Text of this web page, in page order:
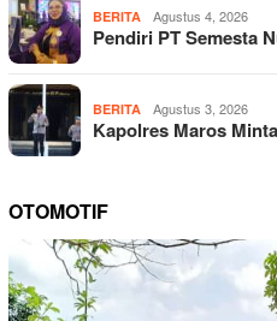
BERITA Agustus 4, 2026
Pendiri PT Semesta
BERITA Agustus 3, 2026
Kapolres Maros
OTOMOTIF